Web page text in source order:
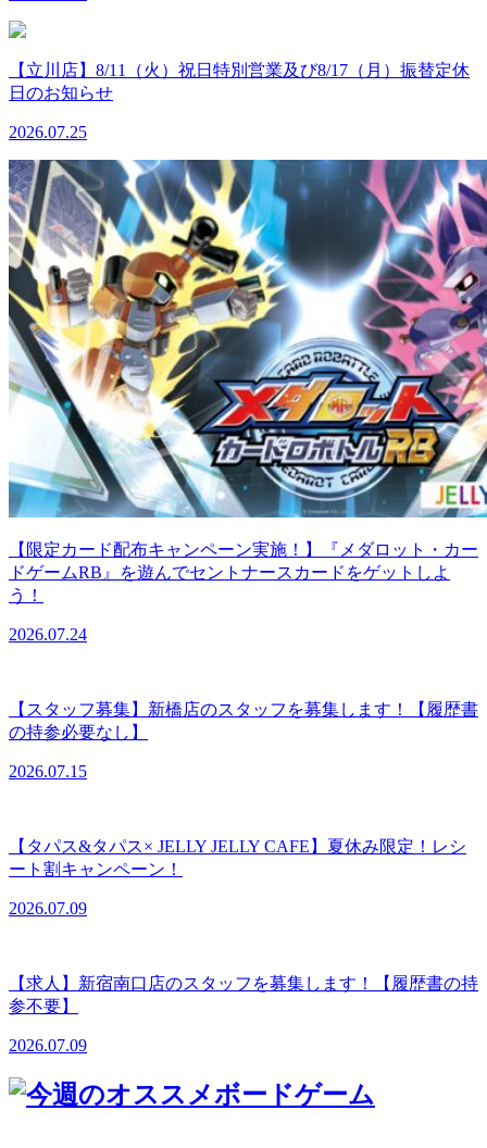
【立川店】8/11（火）祝日特別営業及び8/17（月）振替定休
日のお知らせ
2026.07.25
【限定カード配布キャンペーン実施！】『メダロット・カー
ドゲームRB』を遊んでセントナースカードをゲットしよ
う！
2026.07.24
【スタッフ募集】新橋店のスタッフを募集します！【履歴書
の持参必要なし】
2026.07.15
【タパス&タパス× JELLY JELLY CAFE】夏休み限定！レシ
ート割キャンペーン！
2026.07.09
【求人】新宿南口店のスタッフを募集します！【履歴書の持
参不要】
2026.07.09